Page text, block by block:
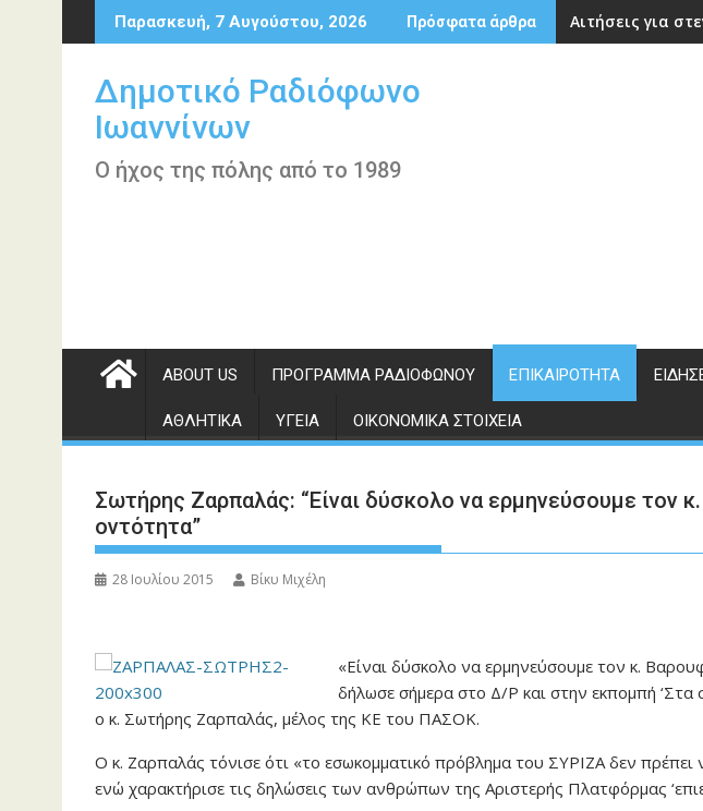
Περάστε
στο
Παρασκευή, 7 Αυγούστου, 2026 Πρόσφατα άρθρα Αιτήσεις για
Δημοτικό Ραδιόφωνο
Ιωαννίνων
Ο ήχος της πόλης από το 1989
ABOUT US ΠΡΌΓΡΑΜΜΑ ΡΑΔΙΟΦΏΝΟΥ ΕΠΙΚΑΙΡΌΤΗΤΑ
ΑΘΛΗΤΙΚΆ ΥΓΕΊΑ ΟΙΚΟΝΟΜΙΚΆ ΣΤΟΙΧΕΊΑ
Σωτήρης Ζαρπαλάς: “Είναι δύσκολο να ερμηνεύσουμε τον
οντότητα”
28 Ιουλίου 2015 Βίκυ Μιχέλη
«Είναι δύσκολο να ερμηνεύσουμε τον κ.
δήλωσε σήμερα στο Δ/Ρ και στην εκπομπή ‘Στα
ο κ. Σωτήρης Ζαρπαλάς, μέλος της ΚΕ του ΠΑΣΟΚ.
Ο κ. Ζαρπαλάς τόνισε ότι «το εσωκομματικό πρόβλημα του ΣΥΡΙΖΑ δεν πρέπει
ενώ χαρακτήρισε τις δηλώσεις των ανθρώπων της Αριστερής Πλατφόρμας